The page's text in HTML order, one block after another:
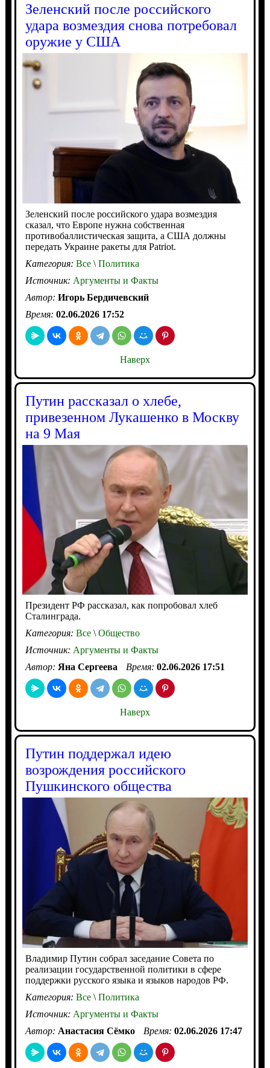
Зеленский после российского
удара возмездия снова потребовал
оружие у США
Зеленский после российского удара возмездия
сказал, что Европе нужна собственная
противобаллистическая защита, а США должны
передать Украине ракеты для Patriot.
Категория: Все\Политика
Источник: Аргументы и Факты
Автор: Игорь Бердичевский
Время: 02.06.2026 17:52
Наверх
Путин рассказал о хлебе,
привезенном Лукашенко в Москву
на 9 Мая
Президент РФ рассказал, как попробовал хлеб
Сталинграда.
Категория: Все\Общество
Источник: Аргументы и Факты
Автор: Яна Сергеева Время: 02.06.2026 17:51
Наверх
Путин поддержал идею
возрождения российского
Пушкинского общества
Владимир Путин собрал заседание Совета по
реализации государственной политики в сфере
поддержки русского языка и языков народов РФ.
Категория: Все\Политика
Источник: Аргументы и Факты
Автор: Анастасия Сёмко Время: 02.06.2026 17:47